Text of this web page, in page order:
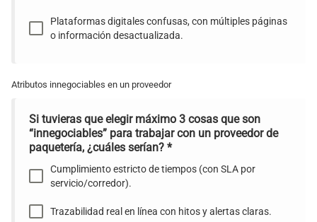
Plataformas digitales confusas, con múltiples páginas
o información desactualizada.
Atributos innegociables en un proveedor
Si tuvieras que elegir máximo 3 cosas que son
“innegociables” para trabajar con un proveedor de
paquetería, ¿cuáles serían? *
Cumplimiento estricto de tiempos (con SLA por
servicio/corredor).
Trazabilidad real en línea con hitos y alertas claras.